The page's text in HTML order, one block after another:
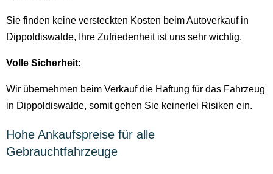
Sie finden keine versteckten Kosten beim Autoverkauf in
Dippoldiswalde, Ihre Zufriedenheit ist uns sehr wichtig.
Volle Sicherheit:
Wir übernehmen beim Verkauf die Haftung für das Fahrzeug
in Dippoldiswalde, somit gehen Sie keinerlei Risiken ein.
Hohe Ankaufspreise für alle
Gebrauchtfahrzeuge